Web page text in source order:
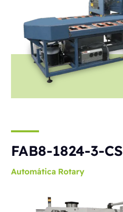
FAB8-1824-3-CS
Automática Rotary